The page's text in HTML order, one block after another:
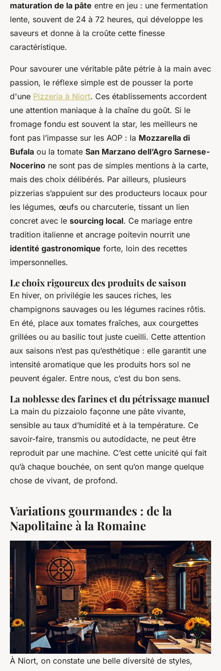
maturation de la pâte entre en jeu : une fermentation
lente, souvent de 24 à 72 heures, qui développe les
saveurs et donne à la croûte cette finesse
caractéristique.
Pour savourer une véritable pâte pétrie à la main avec
passion, le réflexe simple est de pousser la porte
d'une Pizzeria à Niort. Ces établissements accordent
une attention maniaque à la chaîne du goût. Si le
fromage fondu est souvent la star, les meilleurs ne
font pas l’impasse sur les AOP : la Mozzarella di
Bufala ou la tomate San Marzano dell’Agro Sarnese-
Nocerino ne sont pas de simples mentions à la carte,
mais des choix délibérés. Par ailleurs, plusieurs
pizzerias s’appuient sur des producteurs locaux pour
les légumes, œufs ou charcuterie, tissant un lien
concret avec le sourcing local. Ce mariage entre
tradition italienne et ancrage poitevin nourrit une
identité gastronomique forte, loin des recettes
impersonnelles.
Le choix rigoureux des produits de saison
En hiver, on privilégie les sauces riches, les
champignons sauvages ou les légumes racines rôtis.
En été, place aux tomates fraîches, aux courgettes
grillées ou au basilic tout juste cueilli. Cette attention
aux saisons n’est pas qu’esthétique : elle garantit une
intensité aromatique que les produits hors sol ne
peuvent égaler. Entre nous, c’est du bon sens.
La noblesse des farines et du pétrissage manuel
La main du pizzaiolo façonne une pâte vivante,
sensible au taux d’humidité et à la température. Ce
savoir-faire, transmis ou autodidacte, ne peut être
reproduit par une machine. C’est cette unicité qui fait
qu’à chaque bouchée, on sent qu’on mange quelque
chose de vivant, de profond.
Variations gourmandes : de la
Napolitaine à la Romaine
À Niort, on constate une belle diversité de styles,